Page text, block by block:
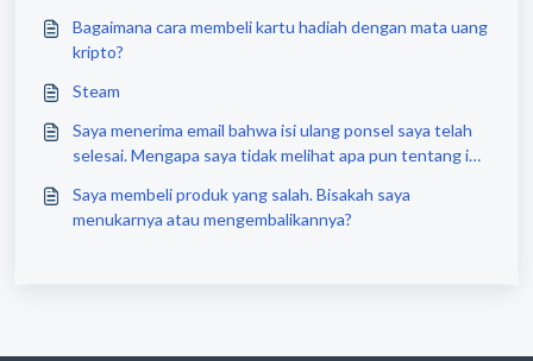
Bagaimana cara membeli kartu hadiah dengan mata uang
kripto?
Steam
Saya menerima email bahwa isi ulang ponsel saya telah
selesai. Mengapa saya tidak melihat apa pun tentang ini
Saya membeli produk yang salah. Bisakah saya
menukarnya atau mengembalikannya?